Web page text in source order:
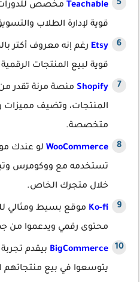
Teachable مخصص للدورات
قوية لإدارة الطلاب
Etsy رغم إنه معروف أكتر
قوية لبيع المنتجات
Shopify منصة مرنة تقدر
المنتجات، وتضيف مميزات
متخصصة.
WooCommerce لو عندك
تستخدمه مع ووكومرس
خلال متجرك الخاص.
Ko-fi موقع بسيط ومثالي
محتوى رقمي ويدعموا من
BigCommerce بيقدم
يتوسعوا في بيع منتجاتهم